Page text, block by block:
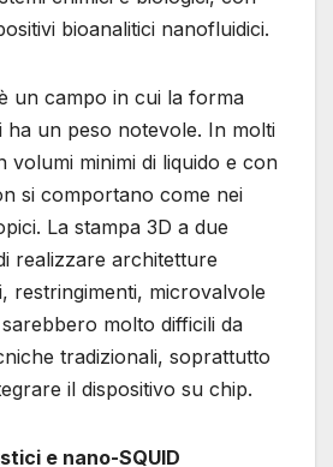
bioanalitici nanofluidici.
un campo in cui la forma
ha un peso notevole. In molti
volumi minimi di liquido e con
si comportano come nei
La stampa 3D a due
realizzare architetture
restringimenti, microvalvole
molto difficili da
tradizionali, soprattutto
il dispositivo su chip.
e nano-SQUID